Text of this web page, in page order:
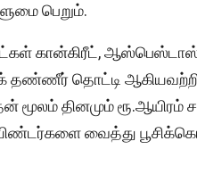
பெறும்.
கான்கிரீட்,
தண்ணீர் தொட்டி
தினமும் ரூ.ஆயிரம்
வைத்து